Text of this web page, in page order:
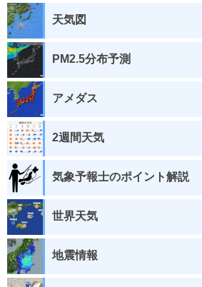
天気図
PM2.5分布予測
アメダス
2週間天気
気象予報士のポイント解説
世界天気
地震情報